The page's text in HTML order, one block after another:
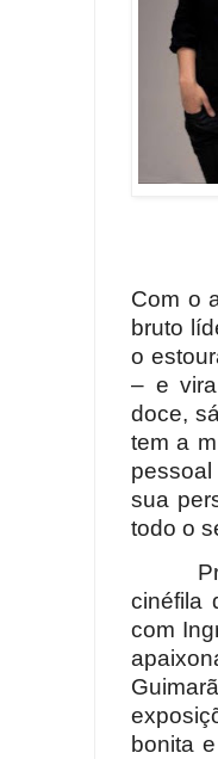
Com o
bruto
o
– e
doce,
tem a
sua
todo o
cinéfila
com
bonita